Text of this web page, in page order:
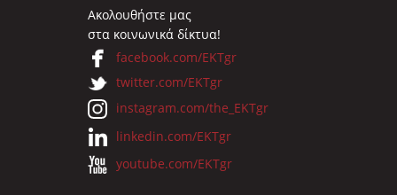
Ακολουθήστε μας
στα κοινωνικά δίκτυα!
facebook.com/EKTgr
twitter.com/EKTgr
instagram.com/the_EKTgr
linkedin.com/EKTgr
youtube.com/EKTgr